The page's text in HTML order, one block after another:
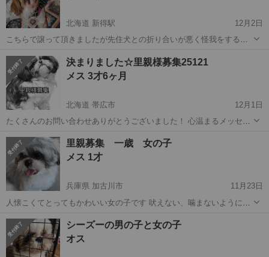
北海道 新得駅
12月2日
こちらで譲って頂きましたが先住犬との折り合いが悪く怪我をするほ
す こちらで譲って頂いてから病院に行った時は 歯周病治療と言われま
した。 元々居た家庭で存分に...
北海道 上川郡 新得駅 シーズー 8歳
決まりました☆里親様募集25121
メス 3才6ヶ月
北海道 帯広市
12月1日
たくさんのお問い合わせありがとうございました！ 心温まるメッセー
ただきました 皆様の貴重なお時間をいただき心から感謝いたします ま
た御縁がありましたら今後ともどう...
北海道 帯広市 シーズー ワクチン
里親募集 一歳 女の子
メス 1才
兵庫県 加古川市
11月23日
人懐こくてとってもかわいい女の子です 吠えない、噛まないように育
越しするため 引っ越し先がペット禁止で飼えなくなりました ずっと大
事に...
兵庫 加古川市 シーズー
シーズーの男の子と女の子
オス